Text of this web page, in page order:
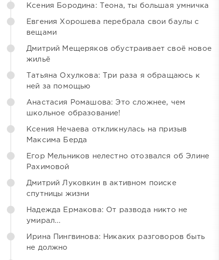
Ксения Бородина: Теона, ты большая умничка
Евгения Хорошева перебрала свои баулы с
вещами
Дмитрий Мещеряков обустраивает своё новое
жильё
Татьяна Охулкова: Три раза я обращаюсь к
ней за помощью
Анастасия Ромашова: Это сложнее, чем
школьное образование!
Ксения Нечаева откликнулась на призыв
Максима Берда
Егор Мельников нелестно отозвался об Элине
Рахимовой
Дмитрий Луковкин в активном поиске
спутницы жизни
Надежда Ермакова: От развода никто не
умирал...
Ирина Пингвинова: Никаких разговоров быть
не должно